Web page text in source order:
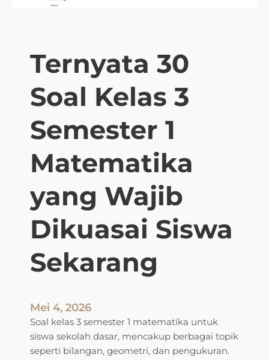
Ternyata 30
Soal Kelas 3
Semester 1
Matematika
yang Wajib
Dikuasai Siswa
Sekarang
Mei 4, 2026
Soal kelas 3 semester 1 matematika untuk
siswa sekolah dasar, mencakup berbagai topik
seperti bilangan, geometri, dan pengukuran.